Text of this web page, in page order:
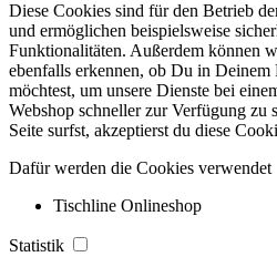
Diese Cookies sind für den Betrieb
und ermöglichen beispielsweise
Funktionalitäten. Außerdem können
ebenfalls erkennen, ob Du in
möchtest, um unsere Dienste bei
Webshop schneller zur Verfügung zu
Seite surfst, akzeptierst du diese
Dafür werden die Cookies verwendet
Tischline Onlineshop
Statistik